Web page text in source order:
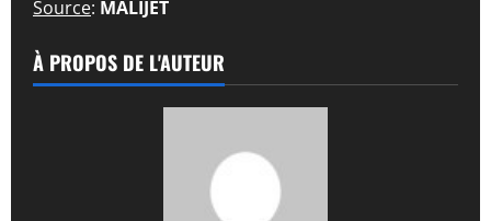
Source: MALIJET
À PROPOS DE L'AUTEUR